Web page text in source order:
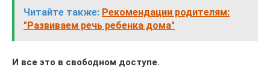
Читайте также: Рекомендации родителям:
"Развиваем речь ребенка дома"
И все это в свободном доступе.